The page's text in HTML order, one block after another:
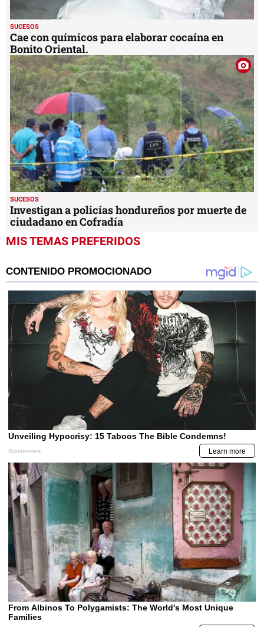
SUCESOS
Investigan a policías hondureños por muerte de
ciudadano en Cofradía
MIS TEMAS PREFERIDOS